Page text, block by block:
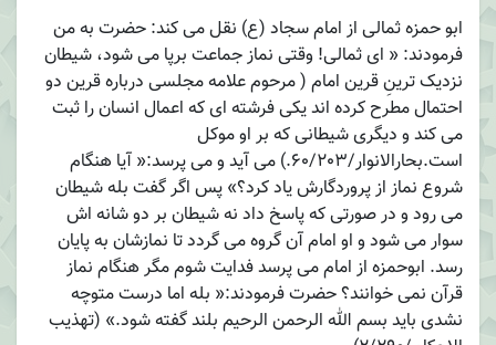
ابو حمزه ثمالی از امام سجاد (ع) نقل می کند: حضرت به من
فرمودند: « ای ثمالی! وقتی نماز جماعت برپا می شود، شیطان
نزدیک ترینِ قرین امام ( مرحوم علامه مجلسی درباره قرین دو
احتمال مطرح کرده اند یکی فرشته ای که اعمال انسان را ثبت
می کند و دیگری شیطانی که بر او موکل
است.بحارالانوار/60/203.) می آید و می پرسد:« آیا هنگام
شروع نماز از پروردگارش یاد کرد؟» پس اگر گفت بله شیطان
می رود و در صورتی که پاسخ داد نه شیطان بر دو شانه اش
سوار می شود و او امام آن گروه می گردد تا نمازشان به پایان
رسد. ابوحمزه از امام می پرسد فدایت شوم مگر هنگام نماز
قرآن نمی خوانند؟ حضرت فرمودند:« بله اما درست متوچه
نشدی باید بسم الله الرحمن الرحیم بلند گفته شود.» (تهذیب